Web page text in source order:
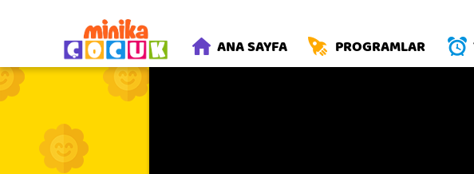
ANA SAYFA PROGRAMLAR